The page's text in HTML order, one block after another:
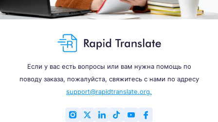
Если у вас есть вопросы или вам нужна помощь по
поводу заказа, пожалуйста, свяжитесь с нами по адресу
support@rapidtranslate.org.